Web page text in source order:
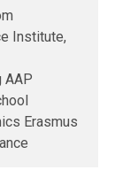
Institute,
AAP
Erasmus